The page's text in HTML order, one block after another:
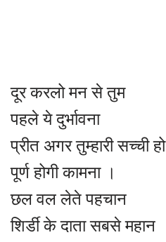
दूर करलो मन से तुम
पहले ये दुर्भावना
प्रीत अगर तुम्हारी सच्ची हो
पूर्ण होगी कामना ।
छल वल लेते पहचान
शिर्डी के दाता सबसे महान